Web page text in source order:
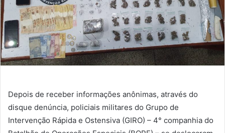
Depois de receber informações anônimas, através do
disque denúncia, policiais militares do Grupo de
Intervenção Rápida e Ostensiva (GIRO) – 4° companhia do